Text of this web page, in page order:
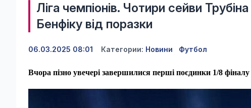
Ліга чемпіонів. Чотири сейви
Бенфіку від поразки
06.03.2025 08:01 Категории: Новини Футбол
Вчора пізно увечері завершилися перші поєдинки 1/8 фіналу